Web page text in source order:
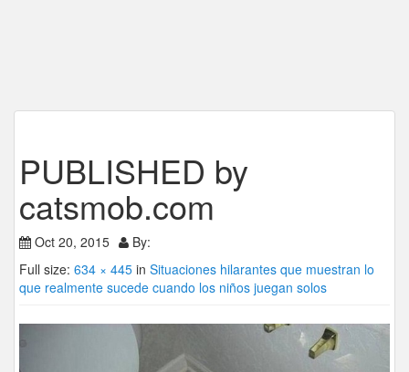
PUBLISHED by
catsmob.com
Oct 20, 2015
By:
Full size: 634 × 445 in Situaciones hilarantes que muestran lo
que realmente sucede cuando los niños juegan solos